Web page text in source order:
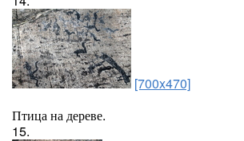
[700x470]
Птица на дереве.
15.